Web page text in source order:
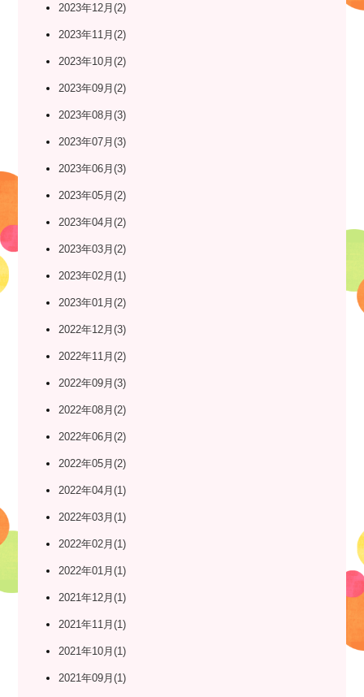
2023年12月(2)
2023年11月(2)
2023年10月(2)
2023年09月(2)
2023年08月(3)
2023年07月(3)
2023年06月(3)
2023年05月(2)
2023年04月(2)
2023年03月(2)
2023年02月(1)
2023年01月(2)
2022年12月(3)
2022年11月(2)
2022年09月(3)
2022年08月(2)
2022年06月(2)
2022年05月(2)
2022年04月(1)
2022年03月(1)
2022年02月(1)
2022年01月(1)
2021年12月(1)
2021年11月(1)
2021年10月(1)
2021年09月(1)